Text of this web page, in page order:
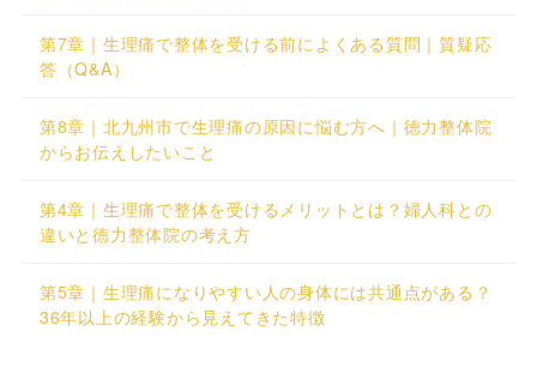
第7章｜生理痛で整体を受ける前によくある質問｜質疑応
答（Q&A）
第8章｜北九州市で生理痛の原因に悩む方へ｜徳力整体院
からお伝えしたいこと
第4章｜生理痛で整体を受けるメリットとは？婦人科との
違いと徳力整体院の考え方
第5章｜生理痛になりやすい人の身体には共通点がある？
36年以上の経験から見えてきた特徴